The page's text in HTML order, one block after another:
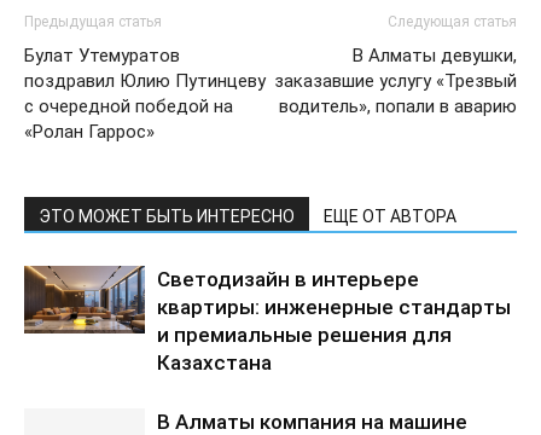
Предыдущая статья
Булат Утемуратов
поздравил Юлию Путинцеву
с очередной победой на
«Ролан Гаррос»
Следующая статья
В Алматы девушки,
заказавшие услугу «Трезвый
водитель», попали в аварию
ЭТО МОЖЕТ БЫТЬ ИНТЕРЕСНО ЕЩЕ ОТ АВТОРА
Светодизайн в интерьере
квартиры: инженерные стандарты
и премиальные решения для
Казахстана
В Алматы компания на машине